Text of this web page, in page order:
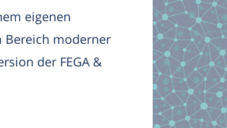
eigenen
Bereich moderner
der FEGA &